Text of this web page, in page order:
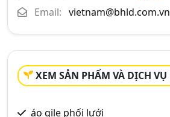
Email: vietnam@bhld.com.vn
XEM SẢN PHẨM VÀ DỊCH VỤ
áo gile phối lưới